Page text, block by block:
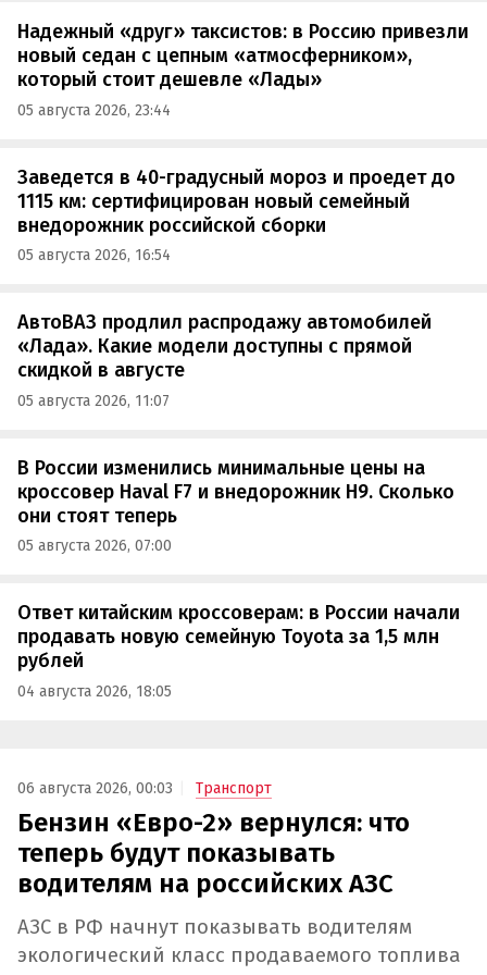
Надежный «друг» таксистов: в Россию привезли
новый седан с цепным «атмосферником»,
который стоит дешевле «Лады»
05 августа 2026, 23:44
Заведется в 40-градусный мороз и проедет до
1115 км: сертифицирован новый семейный
внедорожник российской сборки
05 августа 2026, 16:54
АвтоВАЗ продлил распродажу автомобилей
«Лада». Какие модели доступны с прямой
скидкой в августе
05 августа 2026, 11:07
В России изменились минимальные цены на
кроссовер Haval F7 и внедорожник H9. Сколько
они стоят теперь
05 августа 2026, 07:00
Ответ китайским кроссоверам: в России начали
продавать новую семейную Toyota за 1,5 млн
рублей
04 августа 2026, 18:05
06 августа 2026, 00:03 Транспорт
Бензин «Евро-2» вернулся: что
теперь будут показывать
водителям на российских АЗС
АЗС в РФ начнут показывать водителям
экологический класс продаваемого топлива